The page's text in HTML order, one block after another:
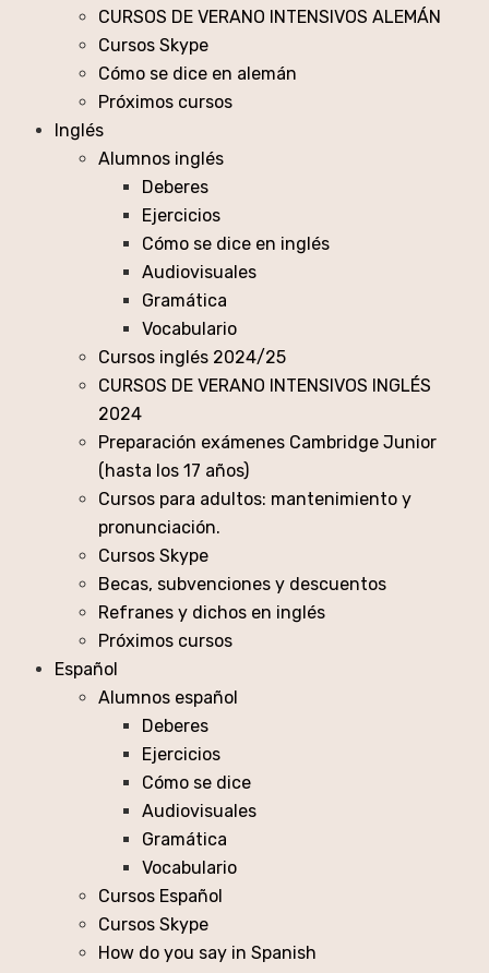
CURSOS DE VERANO INTENSIVOS ALEMÁN
Cursos Skype
Cómo se dice en alemán
Próximos cursos
Inglés
Alumnos inglés
Deberes
Ejercicios
Cómo se dice en inglés
Audiovisuales
Gramática
Vocabulario
Cursos inglés 2024/25
CURSOS DE VERANO INTENSIVOS INGLÉS
2024
Preparación exámenes Cambridge Junior
(hasta los 17 años)
Cursos para adultos: mantenimiento y
pronunciación.
Cursos Skype
Becas, subvenciones y descuentos
Refranes y dichos en inglés
Próximos cursos
Español
Alumnos español
Deberes
Ejercicios
Cómo se dice
Audiovisuales
Gramática
Vocabulario
Cursos Español
Cursos Skype
How do you say in Spanish